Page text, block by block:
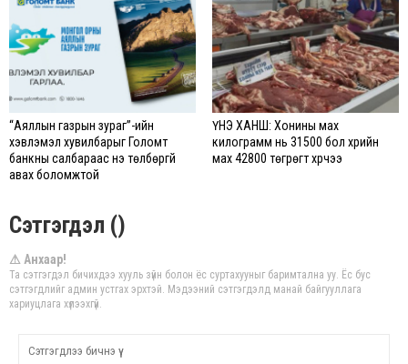
“Аяллын газрын зураг”-ийн
хэвлэмэл хувилбарыг Голомт
банкны салбараас үнэ төлбөргүй
авах боломжтой
ҮНЭ ХАНШ: Хонины мах
килограмм нь 31500 бол үхрийн
мах 42800 төгрөгт хүрчээ
Сэтгэгдэл ()
⚠ Анхаар!
Та сэтгэгдэл бичихдээ хууль зүйн болон ёс суртахууныг баримтална уу. Ёс бус
сэтгэгдлийг админ устгах эрхтэй. Мэдээний сэтгэгдэлд манай байгууллага
хариуцлага хүлээхгүй.